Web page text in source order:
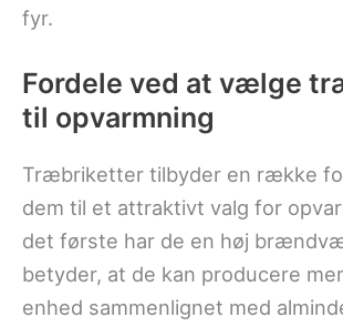
fyr.
Fordele ved at vælge
til opvarmning
Træbriketter tilbyder en række
dem til et attraktivt valg for
det første har de en høj
betyder, at de kan producere
enhed sammenlignet med